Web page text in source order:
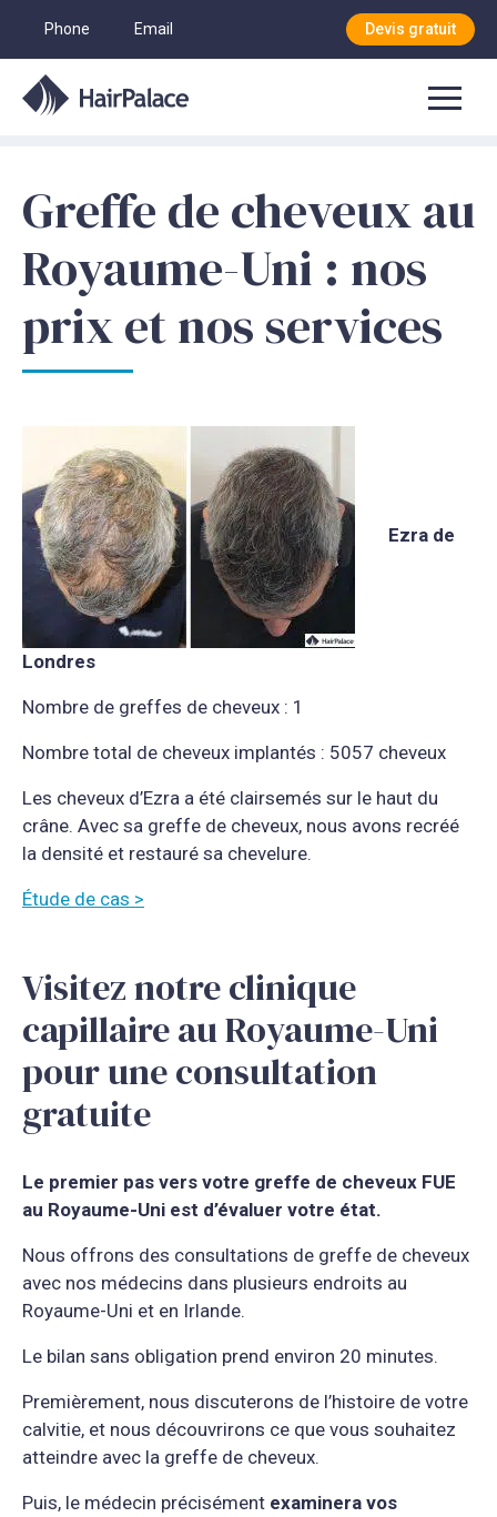
Phone Email Devis gratuit
Greffe de cheveux au
Royaume-Uni : nos
prix et nos services
Ezra de
Londres
Nombre de greffes de cheveux : 1
Nombre total de cheveux implantés : 5057 cheveux
Les cheveux d’Ezra a été clairsemés sur le haut du
crâne. Avec sa greffe de cheveux, nous avons recréé
la densité et restauré sa chevelure.
Étude de cas >
Visitez notre clinique
capillaire au Royaume-Uni
pour une consultation
gratuite
Le premier pas vers votre greffe de cheveux FUE
au Royaume-Uni est d’évaluer votre état.
Nous offrons des consultations de greffe de cheveux
avec nos médecins dans plusieurs endroits au
Royaume-Uni et en Irlande.
Le bilan sans obligation prend environ 20 minutes.
Premièrement, nous discuterons de l’histoire de votre
calvitie, et nous découvrirons ce que vous souhaitez
atteindre avec la greffe de cheveux.
Puis, le médecin précisément examinera vos